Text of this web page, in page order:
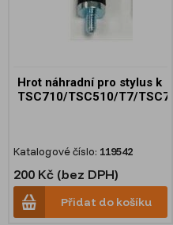
Hrot náhradní pro stylus k
TSC710/TSC510/T7/
Katalogové číslo: 119542
200 Kč (bez DPH)
Přidat do košíku